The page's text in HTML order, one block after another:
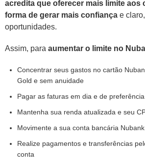
acredita que oferecer mais limite aos
forma de gerar mais confiança e
oportunidades.
Assim, para aumentar o limite no
Concentrar seus gastos no cartão
Gold e sem anuidade
Pagar as faturas em dia e de
Mantenha sua renda atualizada e seu
Movimente a sua conta bancária Nubank
Realize pagamentos e transferências
conta